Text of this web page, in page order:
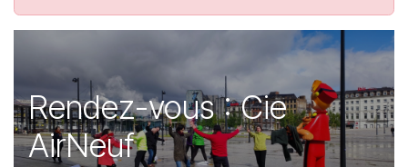
Rendez-vous : Cie
AirNeuf